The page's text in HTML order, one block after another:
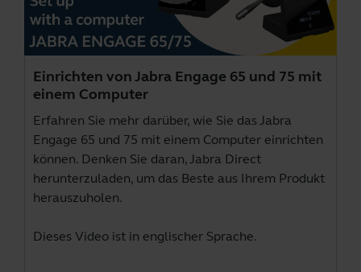
Einrichten von Jabra Engage 65 und 75 mit
einem Computer
Erfahren Sie mehr darüber, wie Sie das Jabra
Engage 65 und 75 mit einem Computer einrichten
können. Denken Sie daran,Jabra Direct
herunterzuladen, um das Beste aus Ihrem Produkt
herauszuholen.
Dieses Video ist in englischer Sprache.